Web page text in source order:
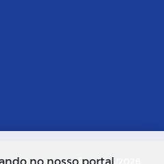
Data da Versão: 18/03/2026
no nosso portal,